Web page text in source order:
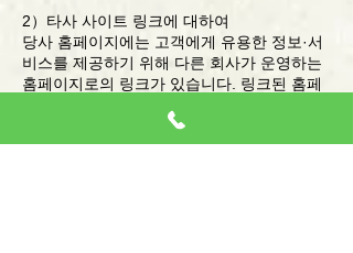
2）타사 사이트 링크에 대하여
당사 홈페이지에는 고객에게 유용한 정보·서
비스를 제공하기 위해 다른 회사가 운영하는
홈페이지로의 링크가 있습니다. 링크된 홈페
수 없으므로 미리 양해 바랍니다.